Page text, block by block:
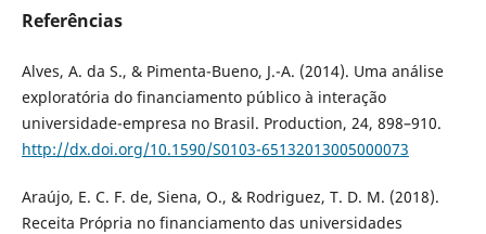
Referências
Alves, A. da S., & Pimenta-Bueno, J.-A. (2014). Uma análise
exploratória do financiamento público à interação
universidade-empresa no Brasil. Production, 24, 898–910.
http://dx.doi.org/10.1590/S0103-65132013005000073
Araújo, E. C. F. de, Siena, O., & Rodriguez, T. D. M. (2018).
Receita Própria no financiamento das universidades